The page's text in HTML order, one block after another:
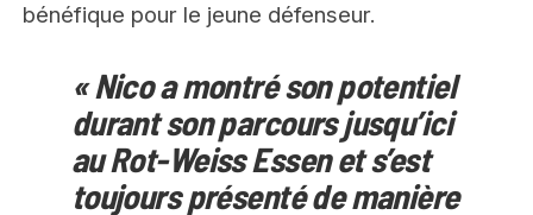
bénéfique pour le jeune défenseur.
« Nico a montré son potentiel
durant son parcours jusqu’ici
au Rot-Weiss Essen et s’est
toujours présenté de manière